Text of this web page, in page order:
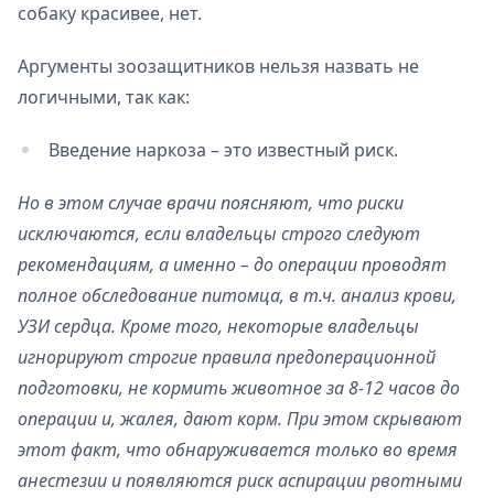
собаку красивее, нет.
Аргументы зоозащитников нельзя назвать не
логичными, так как:
Введение наркоза – это известный риск.
Но в этом случае врачи поясняют, что риски
исключаются, если владельцы строго следуют
рекомендациям, а именно – до операции проводят
полное обследование питомца, в т.ч. анализ крови,
УЗИ сердца. Кроме того, некоторые владельцы
игнорируют строгие правила предоперационной
подготовки, не кормить животное за 8-12 часов до
операции и, жалея, дают корм. При этом скрывают
этот факт, что обнаруживается только во время
анестезии и появляются риск аспирации рвотными